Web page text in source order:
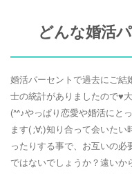
どんな婚活
婚活パーセントで過去にご結
士の統計がありましたので♥
(^^♪やっぱり恋愛や婚活にと
ます( ;∀;)知り合って会いたい
ったりする事で、お互いの
ではないでしょうか？遠いか